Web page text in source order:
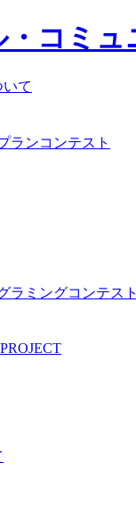
て
ランコンテスト
ラミングコンテスト